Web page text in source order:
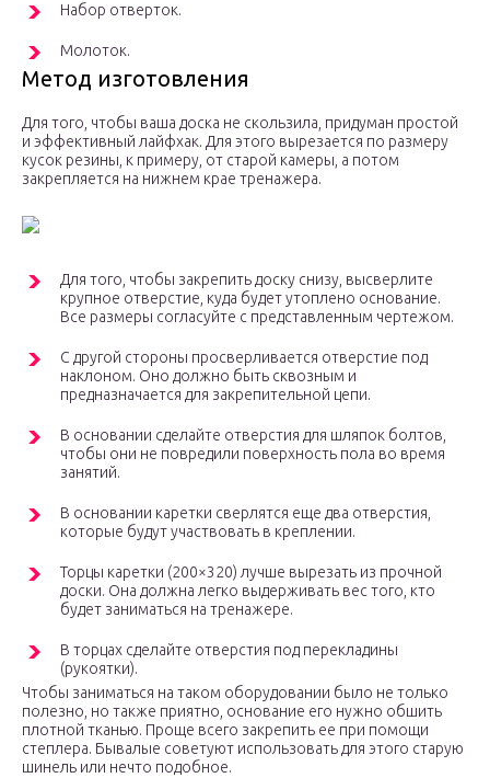
Набор отверток.
Молоток.
Метод изготовления
Для того, чтобы ваша доска не скользила, придуман простой
и эффективный лайфхак. Для этого вырезается по размеру
кусок резины, к примеру, от старой камеры, а потом
закрепляется на нижнем крае тренажера.
Для того, чтобы закрепить доску снизу, высверлите
крупное отверстие, куда будет утоплено основание.
Все размеры согласуйте с представленным чертежом.
С другой стороны просверливается отверстие под
наклоном. Оно должно быть сквозным и
предназначается для закрепительной цепи.
В основании сделайте отверстия для шляпок болтов,
чтобы они не повредили поверхность пола во время
занятий.
В основании каретки сверлятся еще два отверстия,
которые будут участвовать в креплении.
Торцы каретки (200×320) лучше вырезать из прочной
доски. Она должна легко выдерживать вес того, кто
будет заниматься на тренажере.
В торцах сделайте отверстия под перекладины
(рукоятки).
Чтобы заниматься на таком оборудовании было не только
полезно, но также приятно, основание его нужно обшить
плотной тканью. Проще всего закрепить ее при помощи
степлера. Бывалые советуют использовать для этого старую
шинель или нечто подобное.